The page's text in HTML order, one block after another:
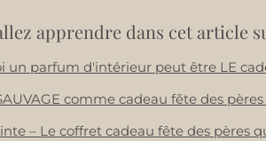
apprendre dans cet article
un parfum d'intérieur peut être LE
comme cadeau fête des
– Le coffret cadeau fête des pères